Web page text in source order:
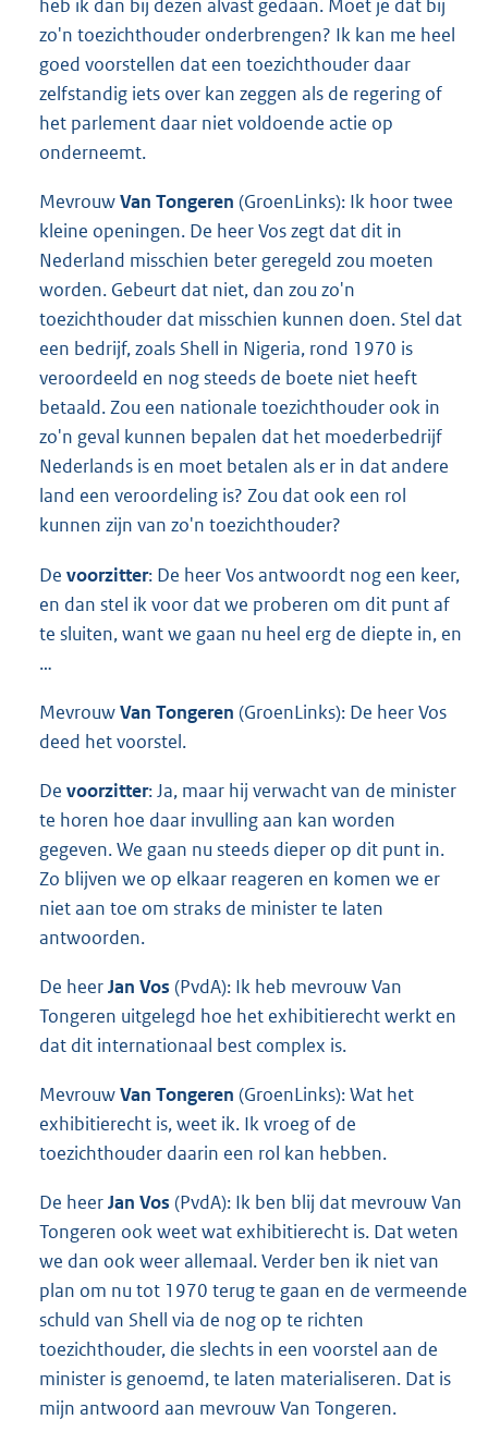
heb ik dan bij dezen alvast gedaan. Moet je dat bij
zo'n toezichthouder onderbrengen? Ik kan me heel
goed voorstellen dat een toezichthouder daar
zelfstandig iets over kan zeggen als de regering of
het parlement daar niet voldoende actie op
onderneemt.
MevrouwVan Tongeren (GroenLinks): Ik hoor twee
kleine openingen. De heer Vos zegt dat dit in
Nederland misschien beter geregeld zou moeten
worden. Gebeurt dat niet, dan zou zo'n
toezichthouder dat misschien kunnen doen. Stel dat
een bedrijf, zoals Shell in Nigeria, rond 1970 is
veroordeeld en nog steeds de boete niet heeft
betaald. Zou een nationale toezichthouder ook in
zo'n geval kunnen bepalen dat het moederbedrijf
Nederlands is en moet betalen als er in dat andere
land een veroordeling is? Zou dat ook een rol
kunnen zijn van zo'n toezichthouder?
De voorzitter: De heer Vos antwoordt nog een keer,
en dan stel ik voor dat we proberen om dit punt af
te sluiten, want we gaan nu heel erg de diepte in, en
…
MevrouwVan Tongeren (GroenLinks): De heer Vos
deed het voorstel.
De voorzitter: Ja, maar hij verwacht van de minister
te horen hoe daar invulling aan kan worden
gegeven. We gaan nu steeds dieper op dit punt in.
Zo blijven we op elkaar reageren en komen we er
niet aan toe om straks de minister te laten
antwoorden.
De heerJan Vos (PvdA): Ik heb mevrouw Van
Tongeren uitgelegd hoe het exhibitierecht werkt en
dat dit internationaal best complex is.
MevrouwVan Tongeren (GroenLinks): Wat het
exhibitierecht is, weet ik. Ik vroeg of de
toezichthouder daarin een rol kan hebben.
De heerJan Vos (PvdA): Ik ben blij dat mevrouw Van
Tongeren ook weet wat exhibitierecht is. Dat weten
we dan ook weer allemaal. Verder ben ik niet van
plan om nu tot 1970 terug te gaan en de vermeende
schuld van Shell via de nog op te richten
toezichthouder, die slechts in een voorstel aan de
minister is genoemd, te laten materialiseren. Dat is
mijn antwoord aan mevrouw Van Tongeren.